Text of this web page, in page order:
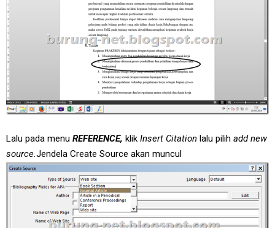
Lalu pada menu REFERENCE, klik Insert Citation lalu pilih add new
source.Jendela Create Source akan muncul